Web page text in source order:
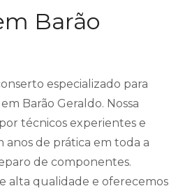
Barão
especializado para
Barão Geraldo. Nossa
técnicos experientes e
anos de prática em toda a
de componentes.
alta qualidade e oferecemos